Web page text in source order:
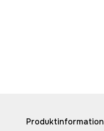
Produktinformation